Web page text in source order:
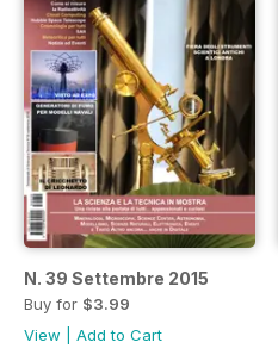
N. 39 Settembre 2015
Buy for $3.99
View
Add to Cart